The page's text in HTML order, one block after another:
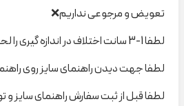
تعویض و مرجوعی نداریم❌
لطفا 1-3 سانت اختلاف در اندازه گیری را لحاظ کنید
لطفا جهت دیدن راهنمای سایز روی
لطفا قبل از ثبت سفارش راهنمای سایز